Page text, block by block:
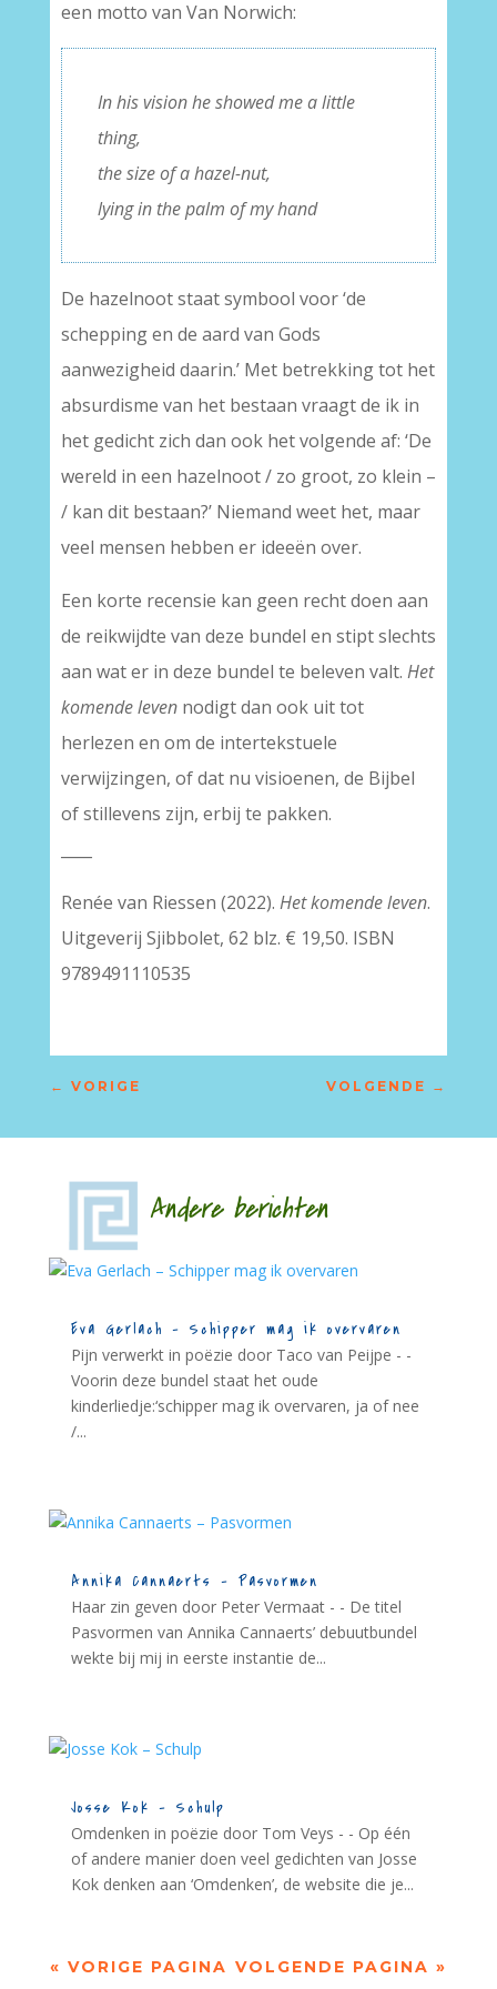
een motto van Van Norwich:
In his vision he showed me a little
thing,
the size of a hazel-nut,
lying in the palm of my hand
De hazelnoot staat symbool voor ‘de
schepping en de aard van Gods
aanwezigheid daarin.’ Met betrekking tot het
absurdisme van het bestaan vraagt de ik in
het gedicht zich dan ook het volgende af: ‘De
wereld in een hazelnoot / zo groot, zo klein –
/ kan dit bestaan?’ Niemand weet het, maar
veel mensen hebben er ideeën over.
Een korte recensie kan geen recht doen aan
de reikwijdte van deze bundel en stipt slechts
aan wat er in deze bundel te beleven valt. Het
komende levennodigt dan ook uit tot
herlezen en om de intertekstuele
verwijzingen, of dat nu visioenen, de Bijbel
of stillevens zijn, erbij te pakken.
Renée van Riessen (2022). Het komende leven.
Uitgeverij Sjibbolet, 62 blz. € 19,50. ISBN
9789491110535
← VORIGE VOLGENDE →
Andere berichten
Eva Gerlach – Schipper mag ik overvaren
Pijn verwerkt in poëzie door Taco van Peijpe - -
Voorin deze bundel staat het oude
kinderliedje:‘schipper mag ik overvaren, ja of nee
/...
Annika Cannaerts – Pasvormen
Haar zin geven door Peter Vermaat - - De titel
Pasvormen van Annika Cannaerts’ debuutbundel
wekte bij mij in eerste instantie de...
Josse Kok – Schulp
Omdenken in poëzie door Tom Veys - - Op één
of andere manier doen veel gedichten van Josse
Kok denken aan ‘Omdenken’, de website die je...
« VORIGE PAGINA VOLGENDE PAGINA »